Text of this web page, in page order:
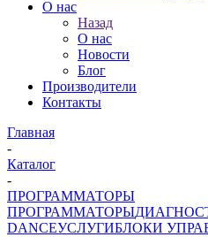
О нас
Назад
О нас
Новости
Блог
Производители
Контакты
Главная
-
Каталог
-
ПРОГРАММАТОРЫ
ПРОГРАММАТОРЫ
DANCEУСЛУГИБЛОКИ